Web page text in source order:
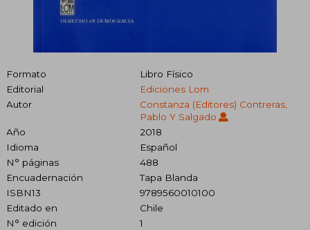
Formato
Libro Físico
Editorial
Ediciones Lom
Autor
Constanza (Editores) Contreras,
Pablo Y Salgado
Año
2018
Idioma
Español
N° páginas
488
Encuadernación
Tapa Blanda
ISBN13
9789560010100
Editado en
Chile
N° edición
1